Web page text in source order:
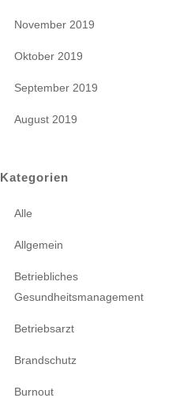
November 2019
Oktober 2019
September 2019
August 2019
Kategorien
Alle
Allgemein
Betriebliches
Gesundheitsmanagement
Betriebsarzt
Brandschutz
Burnout